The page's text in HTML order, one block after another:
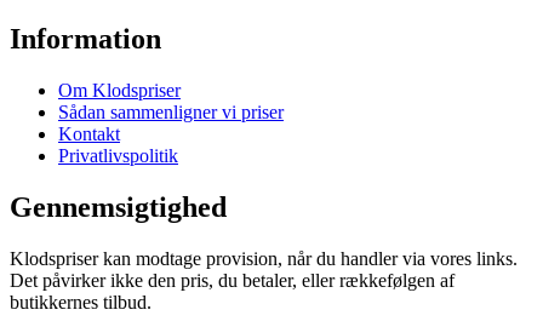
Information
Om Klodspriser
Sådan sammenligner vi priser
Kontakt
Privatlivspolitik
Gennemsigtighed
Klodspriser kan modtage provision, når du handler via vores links.
Det påvirker ikke den pris, du betaler, eller rækkefølgen af
butikkernes tilbud.